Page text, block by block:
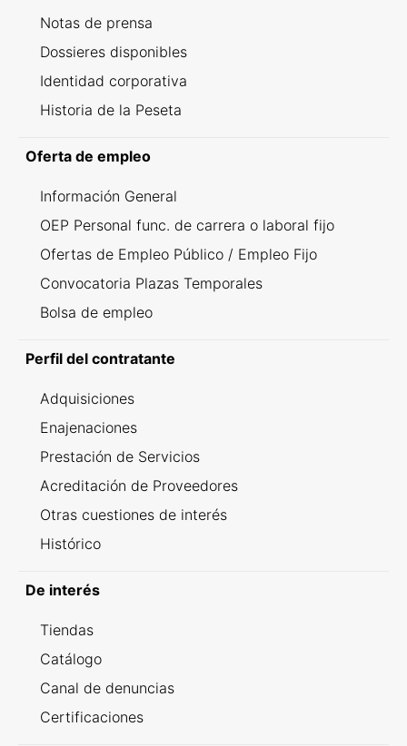
Notas de prensa
Dossieres disponibles
Identidad corporativa
Historia de la Peseta
Oferta de empleo
Información General
OEP Personal func. de carrera o laboral fijo
Ofertas de Empleo Público / Empleo Fijo
Convocatoria Plazas Temporales
Bolsa de empleo
Perfil del contratante
Adquisiciones
Enajenaciones
Prestación de Servicios
Acreditación de Proveedores
Otras cuestiones de interés
Histórico
De interés
Tiendas
Catálogo
Canal de denuncias
Certificaciones